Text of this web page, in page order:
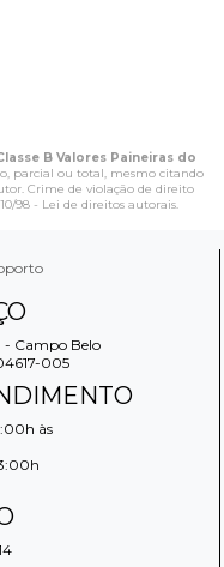
B Valores Paineiras do
parcial ou total, mesmo citando
Crime de violação de direito
98 - Lei de direitos autorais.
- Campo Belo
005
às